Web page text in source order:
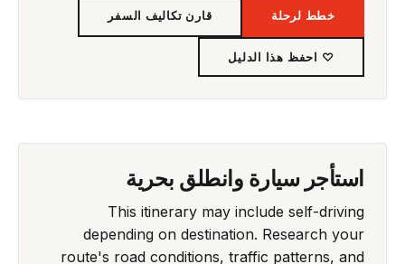
خطط لرحلة قارن تكاليف السفر
♡ احفظ هذا الدليل
استأجر سيارة وانطلق بحرية
This itinerary may include self-driving
depending on destination. Research your
route's road conditions, traffic patterns, and